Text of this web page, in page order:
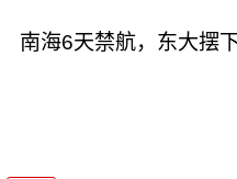
南海6天禁航，东大摆